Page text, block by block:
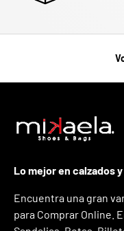
Lo mejor en calzados
Encuentra una gran
para Comprar Online.